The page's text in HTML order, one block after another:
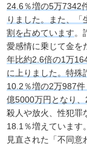
24.6％増の5万7342
りました。また、
割を占めています。
愛感情に乗じて金を
年比約2.6倍の1万
に上りました。特殊
10.2％増の2万987
億5000万円となり、
殺人や放火、性犯罪
18.1％増えています
見直された「不同